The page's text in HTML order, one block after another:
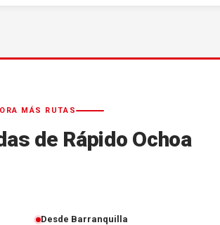
MÁS RUTAS
de Rápido Ochoa
Desde Barranquilla